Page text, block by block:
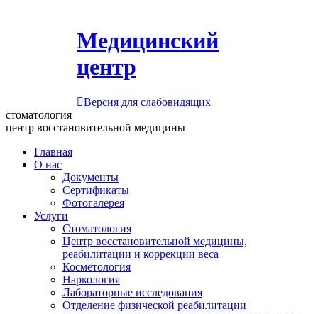
Медицинский
центр
Версия для слабовидящих
стоматология
центр восстановительной медицины
Главная
О нас
Документы
Сертификаты
Фотогалерея
Услуги
Стоматология
Центр восстановительной медицины,
реабилитации и коррекции веса
Косметология
Наркология
Лабораторные исследования
Отделение физической реабилитации